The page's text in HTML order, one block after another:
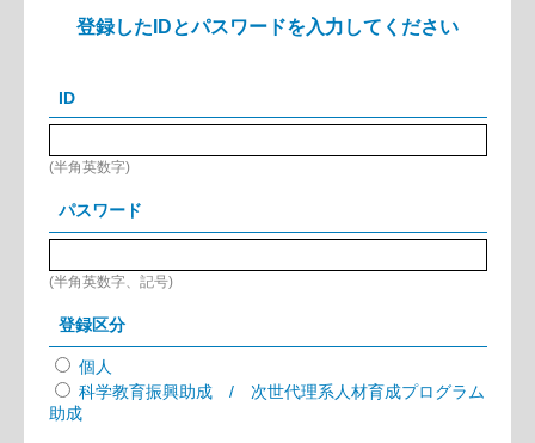
登録したIDとパスワードを入力してください
ID
(半角英数字)
パスワード
(半角英数字、記号)
登録区分
個人
科学教育振興助成 / 次世代理系人材育成プログラム
助成